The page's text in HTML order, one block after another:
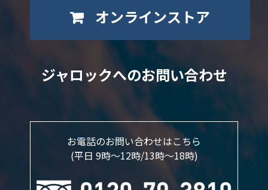
オンラインストア
ジャロックへのお問い合わせ
お電話のお問い合わせはこちら
(平日 9時～12時/13時〜18時)